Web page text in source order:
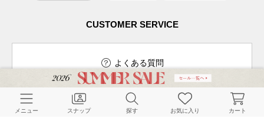
CUSTOMER SERVICE
よくある質問
メニュー スナップ 探す お気に入り カート